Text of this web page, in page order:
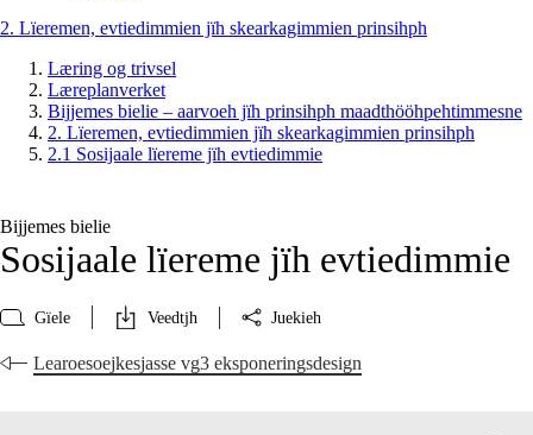
2. Lïeremen, evtiedimmien jïh skearkagimmien prinsihph
Læring og trivsel
Læreplanverket
Bijjemes bielie – aarvoeh jïh prinsihph maadthööhpehtimmesne
2. Lïeremen, evtiedimmien jïh skearkagimmien prinsihph
2.1 Sosijaale lïereme jïh evtiedimmie
Bijjemes bielie
Sosijaale lïereme jïh evtiedimmie
Gïele Veedtjh Juekieh
Learoesoejkesjasse vg3 eksponeringsdesign